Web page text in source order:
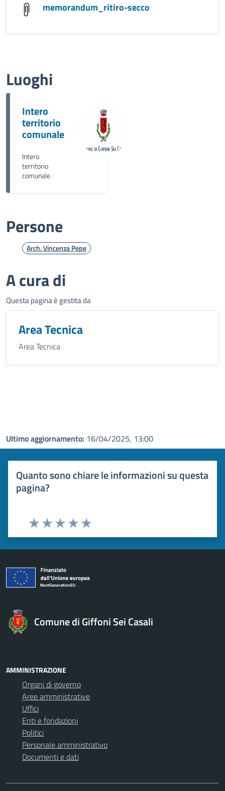
memorandum_ritiro-secco
Luoghi
Intero
territorio
comunale
Intero
territorio
comunale
Persone
Arch. Vincenza Pepe
A cura di
Questa pagina è gestita da
Area Tecnica
Area Tecnica
Ultimo aggiornamento: 16/04/2025, 13:00
Quanto sono chiare le informazioni su questa
pagina?
Valuta 5 stelle su 5
Valuta 4 stelle su 5
Valuta 3 stelle su 5
Valuta 2 stelle su 5
Valuta 1 stelle su 5
Comune di Giffoni Sei Casali
AMMINISTRAZIONE
Organi di governo
Aree amministrative
Uffici
Enti e fondazioni
Politici
Personale amministrativo
Documenti e dati